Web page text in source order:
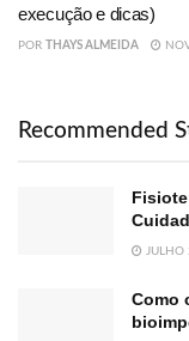
execução e dicas)
POR THAYS ALMEIDA
Recommended
JULHO
Como